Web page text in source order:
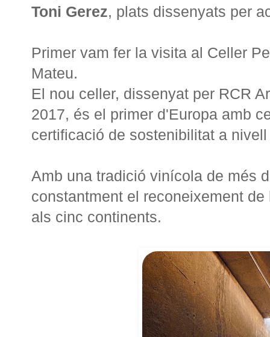
Toni Gerez, plats dissenyats per
Primer vam fer la visita al Celler
Mateu.
El nou celler, dissenyat per RCR
2017, és el primer d'Europa amb
certificació de sostenibilitat a
Amb una tradició vinícola de més
constantment el reconeixement
als cinc continents.